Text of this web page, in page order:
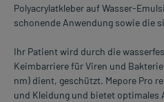
Polyacrylatkleber auf Wasser-
schonende Anwendung sowie die
Ihr Patient wird durch die
Keimbarriere für Viren und
nm) dient, geschützt. Mepore Pro
und Kleidung und bietet